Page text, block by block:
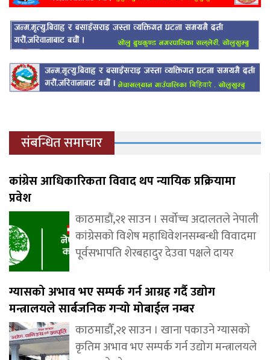
संबन्धित समाचार
कांग्रेस आधिकारिकता विवाद थप न्यायिक प्रक्रियामा
प्रवेश
काठमाडौं,२१ साउन । सर्वोच्च अदालतले नेपाली
कांग्रेसको विशेष महाधिवेशनसम्बन्धी विवादमा
पूर्वसभापति शेरबहादुर देउवा पक्षले दायर
ग्यासको अभाव भए सम्पर्क गर्न आग्रह गर्दै उद्योग
मन्त्रालयले सार्बजनिक गर्‍यो मोबाईल नम्बर
काठमाडौँ,२१ साउन । खाना पकाउने ग्यासको
कृतिम अभाव भए सम्पर्क गर्न उद्योग मन्त्रालयले